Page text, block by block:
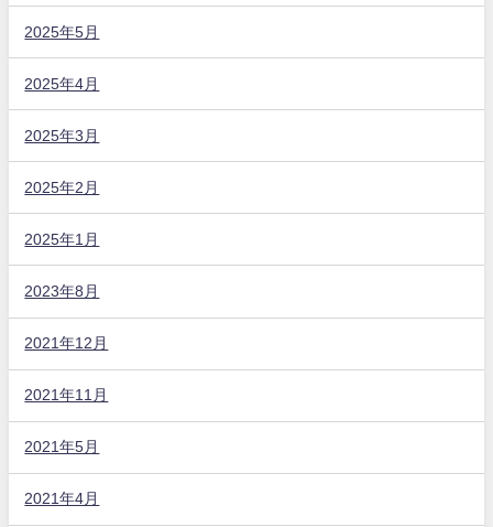
2025年5月
2025年4月
2025年3月
2025年2月
2025年1月
2023年8月
2021年12月
2021年11月
2021年5月
2021年4月